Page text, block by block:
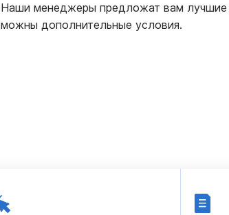
Наши менеджеры предложат вам
дополнительные условия.